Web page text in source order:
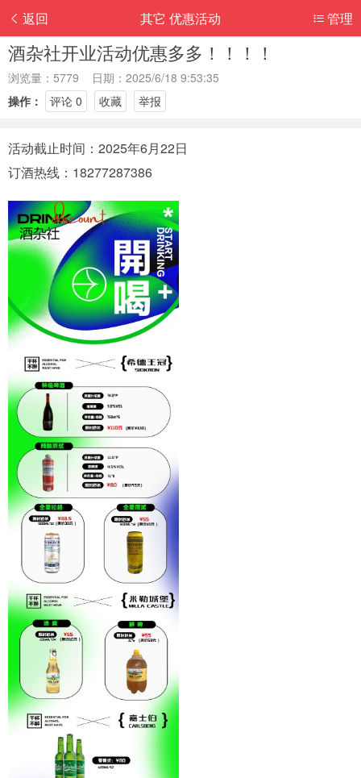
返回 管理
其它 优惠活动
酒杂社开业活动优惠多多！！！！
浏览量：5779 日期：2025/6/18 9:53:35
操作：
评论 0 收藏 举报
活动截止时间：2025年6月22日
订酒热线：18277287386